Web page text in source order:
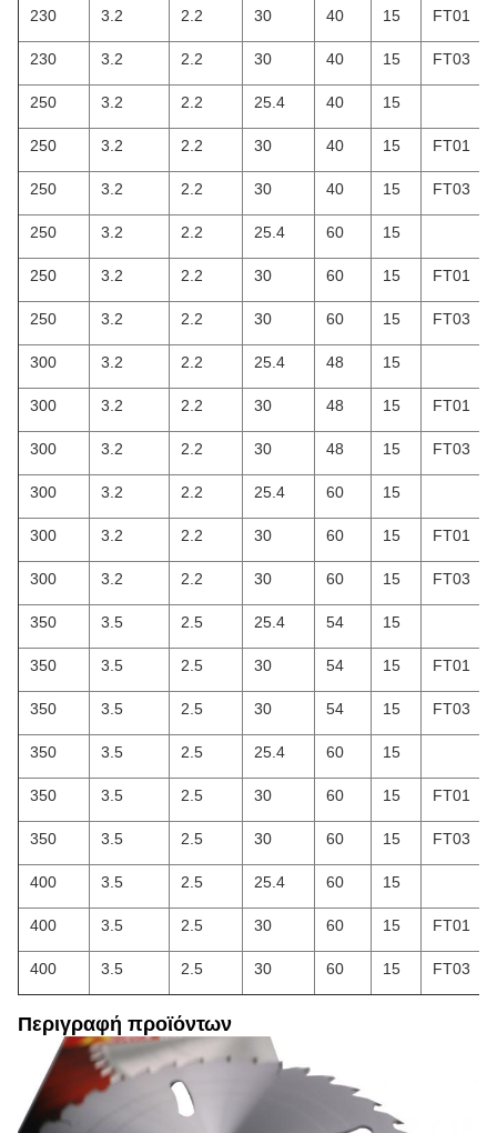
230 3.2 2.2 30 40 15 FT01
230 3.2 2.2 30 40 15 FT03
250 3.2 2.2 25.4 40 15
250 3.2 2.2 30 40 15 FT01
250 3.2 2.2 30 40 15 FT03
250 3.2 2.2 25.4 60 15
250 3.2 2.2 30 60 15 FT01
250 3.2 2.2 30 60 15 FT03
300 3.2 2.2 25.4 48 15
300 3.2 2.2 30 48 15 FT01
300 3.2 2.2 30 48 15 FT03
300 3.2 2.2 25.4 60 15
300 3.2 2.2 30 60 15 FT01
300 3.2 2.2 30 60 15 FT03
350 3.5 2.5 25.4 54 15
350 3.5 2.5 30 54 15 FT01
350 3.5 2.5 30 54 15 FT03
350 3.5 2.5 25.4 60 15
350 3.5 2.5 30 60 15 FT01
350 3.5 2.5 30 60 15 FT03
400 3.5 2.5 25.4 60 15
400 3.5 2.5 30 60 15 FT01
400 3.5 2.5 30 60 15 FT03
Περιγραφή προϊόντων